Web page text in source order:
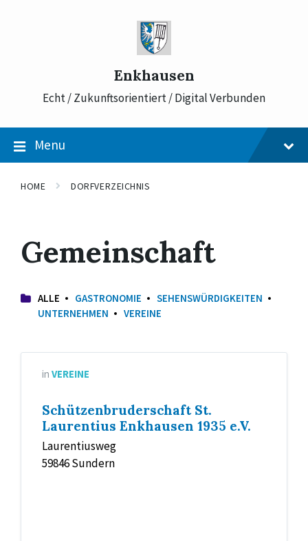
Enkhausen
Echt / Zukunftsorientiert / Digital Verbunden
Menu
HOME DORFVERZEICHNIS
Gemeinschaft
ALLE GASTRONOMIE
SEHENSWÜRDIGKEITEN
UNTERNEHMEN
VEREINE
in VEREINE
Schützenbruderschaft St.
Laurentius Enkhausen 1935 e.V.
Laurentiusweg
59846 Sundern